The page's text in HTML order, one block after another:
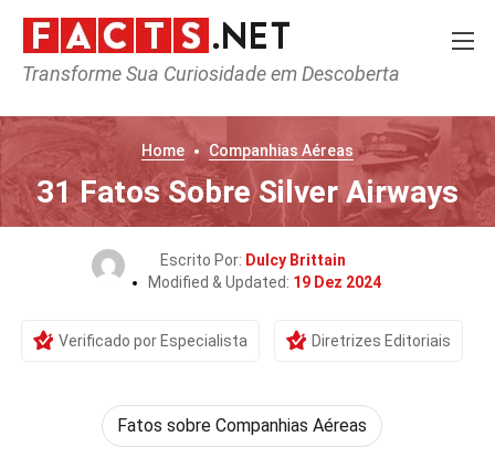
Transforme Sua Curiosidade em Descoberta
Home Companhias Aéreas
31 Fatos Sobre Silver Airways
Escrito Por: Dulcy Brittain
Modified & Updated: 19 Dez 2024
Verificado por Especialista Diretrizes Editoriais
Fatos sobre Companhias Aéreas